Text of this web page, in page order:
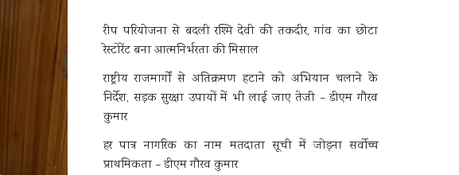
रीप परियोजना से बदली रश्मि देवी की तकदीर, गांव का छोटा
रेस्टोरेंट बना आत्मनिर्भरता की मिसाल
राष्ट्रीय राजमार्गों से अतिक्रमण हटाने को अभियान चलाने के
निर्देश, सड़क सुरक्षा उपायों में भी लाई जाए तेजी – डीएम गौरव
कुमार
हर पात्र नागरिक का नाम मतदाता सूची में जोड़ना सर्वोच्च
प्राथमिकता – डीएम गौरव कुमार